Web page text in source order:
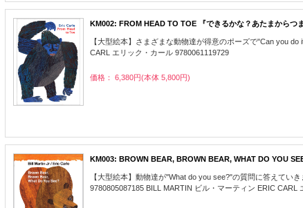
KM002: FROM HEAD TO TOE 『できるかな？あたまからつ
【大型絵本】さまざまな動物達が得意のポーズで"Can you
CARL エリック・カール 9780061119729
価格： 6,380円(本体 5,800円)
KM003: BROWN BEAR, BROWN BEAR, WHAT DO YOU
【大型絵本】動物達が"What do you see?"の質問に答えてい
9780805087185 BILL MARTIN ビル・マーティン ERIC CARL